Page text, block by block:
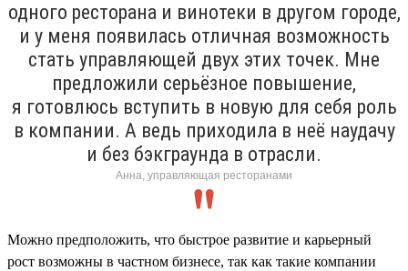
одного ресторана и винотеки в другом городе,
и у меня появилась отличная возможность
стать управляющей двух этих точек. Мне
предложили серьёзное повышение,
я готовлюсь вступить в новую для себя роль
в компании. А ведь приходила в неё наудачу
и без бэкграунда в отрасли.
Анна, управляющая ресторанами
Можно предположить, что быстрое развитие и карьерный
рост возможны в частном бизнесе, так как такие компании